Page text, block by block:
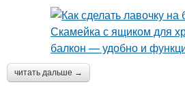
читать дальше →